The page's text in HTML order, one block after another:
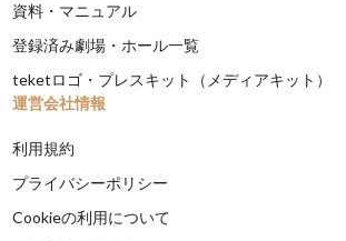
資料・マニュアル
登録済み劇場・ホール一覧
teketロゴ・プレスキット（メディアキット）
運営会社情報
利用規約
プライバシーポリシー
Cookieの利用について